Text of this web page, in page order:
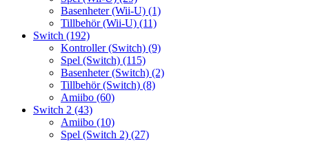
Basenheter (Wii-U) (1)
Tillbehör (Wii-U) (11)
Switch (192)
Kontroller (Switch) (9)
Spel (Switch) (115)
Basenheter (Switch) (2)
Tillbehör (Switch) (8)
Amiibo (60)
Switch 2 (43)
Amiibo (10)
Spel (Switch 2) (27)